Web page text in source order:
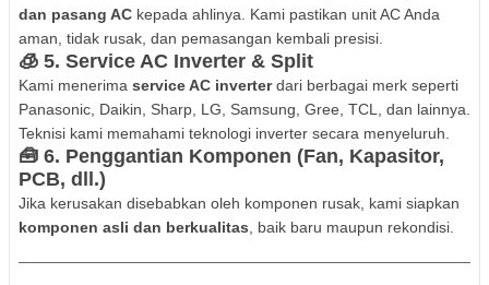
dan pasang AC kepada ahlinya. Kami pastikan unit AC Anda
aman, tidak rusak, dan pemasangan kembali presisi.
🧊 5. Service AC Inverter & Split
Kami menerima service AC inverterdari berbagai merk seperti
Panasonic, Daikin, Sharp, LG, Samsung, Gree, TCL, dan lainnya.
Teknisi kami memahami teknologi inverter secara menyeluruh.
🧰 6. Penggantian Komponen (Fan, Kapasitor,
PCB, dll.)
Jika kerusakan disebabkan oleh komponen rusak, kami siapkan
komponen asli dan berkualitas , baik baru maupun rekondisi.